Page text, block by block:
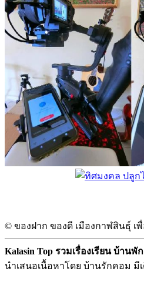
© ของฝาก ของดี เมืองกาฬสินธุ์ เ
Kalasin Top รวมเรื่องเรียน บ้าน
นำเสนอเนื้อหาโดย บ้านรักคอม มี